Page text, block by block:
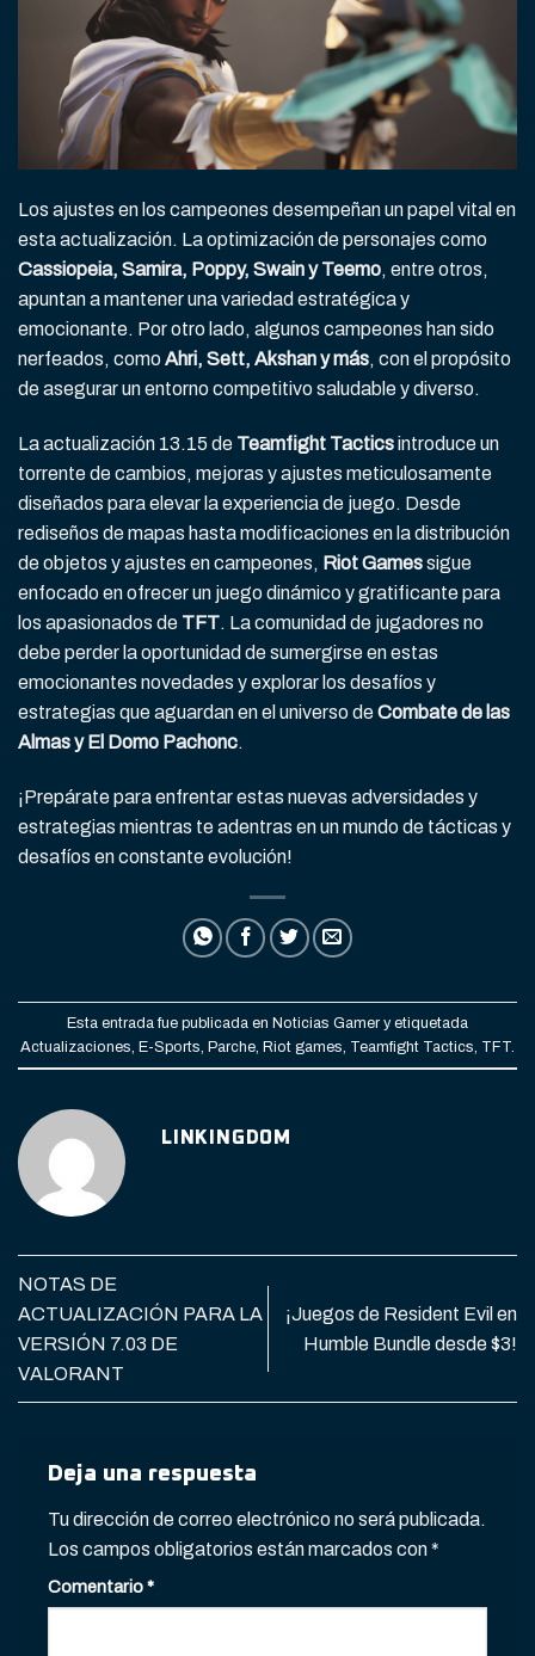
Los ajustes en los campeones desempeñan un papel vital en
esta actualización. La optimización de personajes como
Cassiopeia, Samira, Poppy, Swain y Teemo, entre otros,
apuntan a mantener una variedad estratégica y
emocionante. Por otro lado, algunos campeones han sido
nerfeados, comoAhri, Sett, Akshan y más, con el propósito
de asegurar un entorno competitivo saludable y diverso.
La actualización 13.15 de Teamfight Tacticsintroduce un
torrente de cambios, mejoras y ajustes meticulosamente
diseñados para elevar la experiencia de juego. Desde
rediseños de mapas hasta modificaciones en la distribución
de objetos y ajustes en campeones, Riot Gamessigue
enfocado en ofrecer un juego dinámico y gratificante para
los apasionados de TFT. La comunidad de jugadores no
debe perder la oportunidad de sumergirse en estas
emocionantes novedades y explorar los desafíos y
estrategias que aguardan en el universo deCombate de las
Almas y El Domo Pachonc.
¡Prepárate para enfrentar estas nuevas adversidades y
estrategias mientras te adentras en un mundo de tácticas y
desafíos en constante evolución!
Esta entrada fue publicada en Noticias Gamer y etiquetada
Actualizaciones, E-Sports, Parche, Riot games, Teamfight Tactics, TFT.
LINKINGDOM
NOTAS DE
ACTUALIZACIÓN PARA LA
VERSIÓN 7.03 DE
VALORANT
¡Juegos de Resident Evil en
Humble Bundle desde $3!
Deja una respuesta
Tu dirección de correo electrónico no será publicada.
Los campos obligatorios están marcados con*
Comentario*